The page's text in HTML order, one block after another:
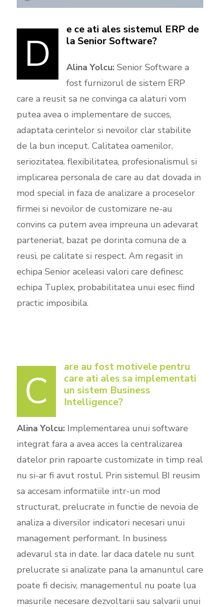
D
e ce ati ales sistemul ERP de
la Senior Software?
Alina Yolcu:Senior Software a
fost furnizorul de sistem ERP
care a reusit sa ne convinga ca alaturi vom
putea avea o implementare de succes,
adaptata cerintelor si nevoilor clar stabilite
de la bun inceput. Calitatea oamenilor,
seriozitatea, flexibilitatea, profesionalismul si
implicarea personala de care au dat dovada in
mod special in faza de analizare a proceselor
firmei si nevoilor de customizare ne-au
convins ca putem avea impreuna un adevarat
parteneriat, bazat pe dorinta comuna de a
reusi, pe calitate si respect. Am regasit in
echipa Senior aceleasi valori care definesc
echipa Tuplex, probabilitatea unui esec fiind
practic imposibila.
C
are au fost motivele pentru
care ati ales sa implementati
un sistem Business
Intelligence?
Alina Yolcu:Implementarea unui software
integrat fara a avea acces la centralizarea
datelor prin rapoarte customizate in timp real
nu si-ar fi avut rostul. Prin sistemul BI reusim
sa accesam informatiile intr-un mod
structurat, prelucrate in functie de nevoia de
analiza a diversilor indicatori necesari unui
management performant. In business
adevarul sta in date. Iar daca datele nu sunt
prelucrate si analizate pana la amanuntul care
poate fi decisiv, managementul nu poate lua
masurile necesare dezvoltarii sau salvarii unui